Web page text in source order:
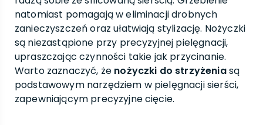
natomiast pomagają w eliminacji drobnych
zanieczyszczeń oraz ułatwiają stylizację. Nożyczki
są niezastąpione przy precyzyjnej pielęgnacji,
upraszczając czynności takie jak przycinanie.
Warto zaznaczyć, że nożyczki do strzyżeniasą
podstawowym narzędziem w pielęgnacji sierści,
zapewniającym precyzyjne cięcie.